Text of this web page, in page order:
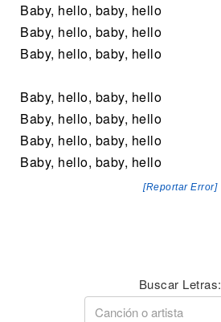
Baby, hello, baby, hello
Baby, hello, baby, hello
Baby, hello, baby, hello
Baby, hello, baby, hello
Baby, hello, baby, hello
Baby, hello, baby, hello
Baby, hello, baby, hello
[Reportar Error]
Buscar Letras: